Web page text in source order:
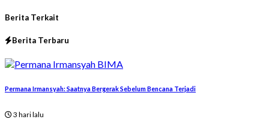
Berita Terkait
Berita Terbaru
Permana Irmansyah: Saatnya Bergerak Sebelum Bencana Terjadi
3 hari lalu